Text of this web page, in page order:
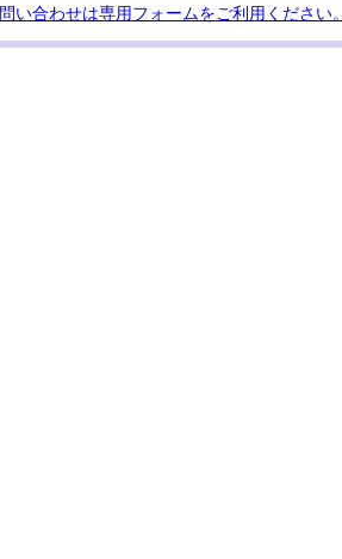
合わせは専用フォームをご利用ください。